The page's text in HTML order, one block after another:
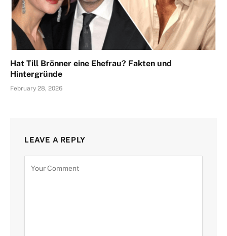
Hat Till Brönner eine Ehefrau? Fakten und
Hintergründe
February 28, 2026
LEAVE A REPLY